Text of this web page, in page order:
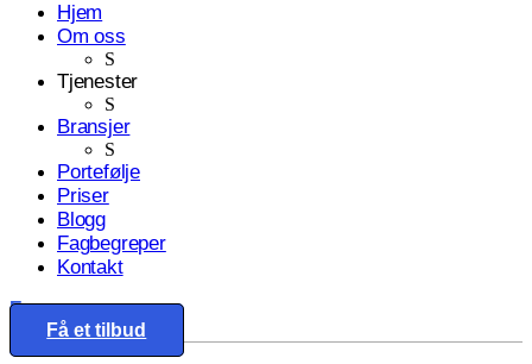
Hjem
Om oss
S
Tjenester
S
Bransjer
S
Portefølje
Priser
Blogg
Fagbegreper
Kontakt
Eng
Få et tilbud